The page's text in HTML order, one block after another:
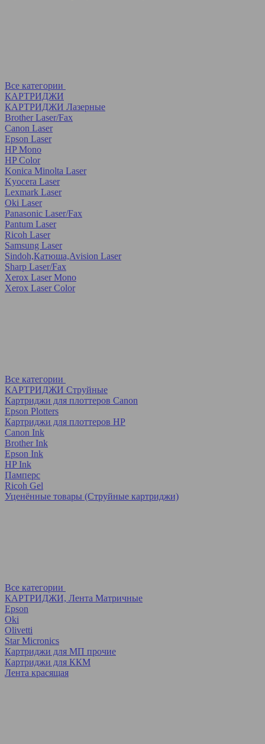
Все категории
КАРТРИДЖИ
КАРТРИДЖИ Лазерные
Brother Laser/Fax
Canon Laser
Epson Laser
HP Mono
HP Color
Konica Minolta Laser
Kyocera Laser
Lexmark Laser
Oki Laser
Panasonic Laser/Fax
Pantum Laser
Ricoh Laser
Samsung Laser
Sindoh,Катюша,Avision Laser
Sharp Laser/Fax
Xerox Laser Mono
Xerox Laser Color
Все категории
КАРТРИДЖИ Струйные
Картриджи для плоттеров Canon
Epson Plotters
Картриджи для плоттеров HP
Canon Ink
Brother Ink
Epson Ink
HP Ink
Памперс
Ricoh Gel
Уценённые товары (Струйные картриджи)
Все категории
КАРТРИДЖИ, Лента Матричные
Epson
Oki
Olivetti
Star Micronics
Картриджи для МП прочие
Картриджи для ККМ
Лента красящая